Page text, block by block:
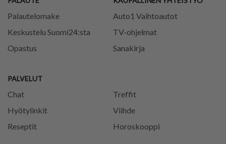
Palautelomake
Keskustelu Suomi24:sta
Opastus
PALVELUT
Chat
Treffit
Hyötylinkit
Viihde
Reseptit
Horoskooppi
Auto1 Vaihtoautot
TV-ohjelmat
Sanakirja